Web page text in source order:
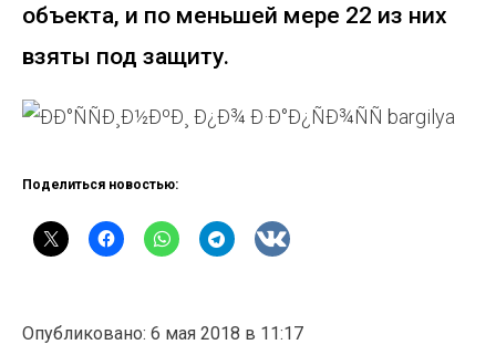
объекта, и по меньшей мере 22 из них
взяты под защиту.
Поделиться новостью:
Опубликовано: 6 мая 2018 в 11:17